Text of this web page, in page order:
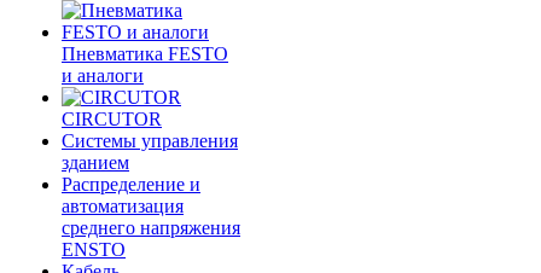
Пневматика FESTO
и аналоги
CIRCUTOR
Системы управления
зданием
Распределение и
автоматизация
среднего напряжения
ENSTO